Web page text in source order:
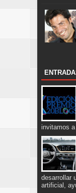
invitamos
desarrollar
artificial,